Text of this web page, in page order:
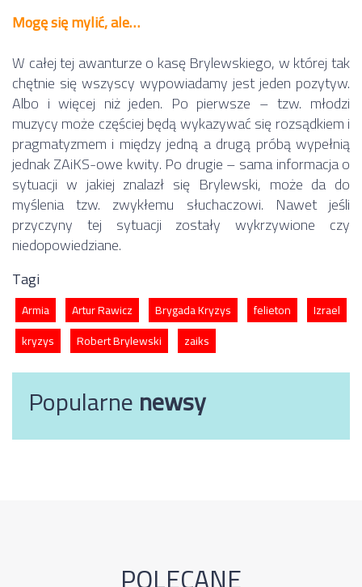
Mogę się mylić, ale…
W całej tej awanturze o kasę Brylewskiego, w której tak
chętnie się wszyscy wypowiadamy jest jeden pozytyw.
Albo i więcej niż jeden. Po pierwsze – tzw. młodzi
muzycy może częściej będą wykazywać się rozsądkiem i
pragmatyzmem i między jedną a drugą próbą wypełnią
jednak ZAiKS-owe kwity. Po drugie – sama informacja o
sytuacji w jakiej znalazł się Brylewski, może da do
myślenia tzw. zwykłemu słuchaczowi. Nawet jeśli
przyczyny tej sytuacji zostały wykrzywione czy
niedopowiedziane.
Tagi
Armia Artur Rawicz Brygada Kryzys felieton
Izrael
kryzys
Robert Brylewski zaiks
Popularnenewsy